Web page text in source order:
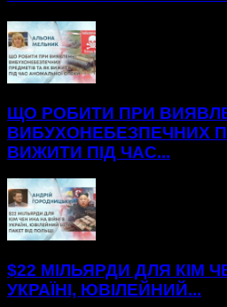
ЩО РОБИТИ ПРИ
ВИБУХОНЕБЕЗПЕЧНИХ
ВИЖИТИ ПІД ЧАС...
$22 МІЛЬЯРДИ ДЛЯ КІМ
УКРАЇНІ, ЮВІЛЕЙНИЙ...